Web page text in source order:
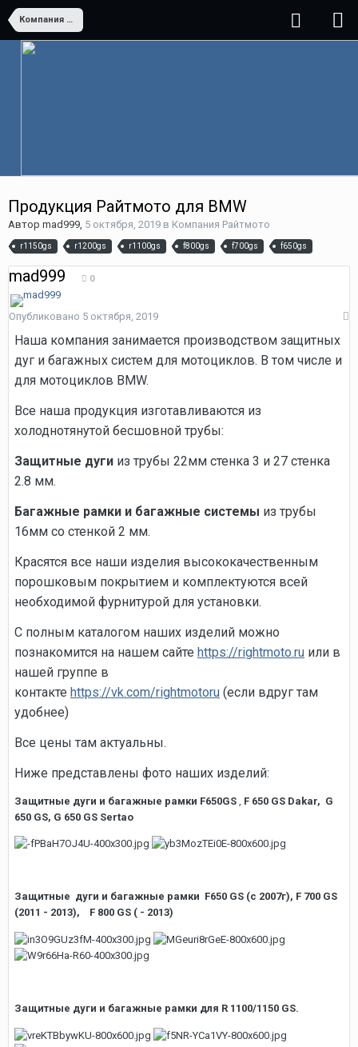
Компания Райтмото
Продукция Райтмото для BMW
Автор mad999, 5 октября, 2019 в Компания Райтмото
r1150gs r1200gs r1100gs f800gs f700gs f650gs
mad999 0
Опубликовано 5 октября, 2019
Наша компания занимается производством защитных
дуг и багажных систем для мотоциклов. В том числе и
для мотоциклов BMW.
Все наша продукция изготавливаются из
холоднотянутой бесшовной трубы:
Защитные дуги из трубы 22мм стенка 3 и 27 стенка
2.8 мм.
Багажные рамки и багажные системы из трубы
16мм со стенкой 2 мм.
Красятся все наши изделия высококачественным
порошковым покрытием и комплектуются всей
необходимой фурнитурой для установки.
С полным каталогом наших изделий можно
познакомится на нашем сайте https://rightmoto.ru или в
нашей группе в
контакте https://vk.com/rightmotoru (если вдруг там
удобнее)
Все цены там актуальны.
Ниже представлены фото наших изделий:
Защитные дуги и багажные рамки F650GS
F 650 GS Dakar, G
650 GS, G 650 GS Sertao
Защитные дуги и багажные рамки F650 GS (c 2007г), F 700 GS
(2011 - 2013), F 800 GS ( - 2013)
Защитные дуги и багажные рамки для R 1100/1150 GS.